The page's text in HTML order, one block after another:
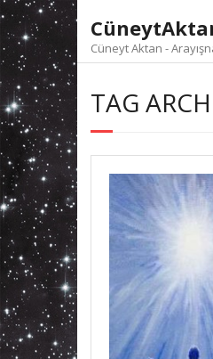
to
content
Cüneyt Aktan -
TAG